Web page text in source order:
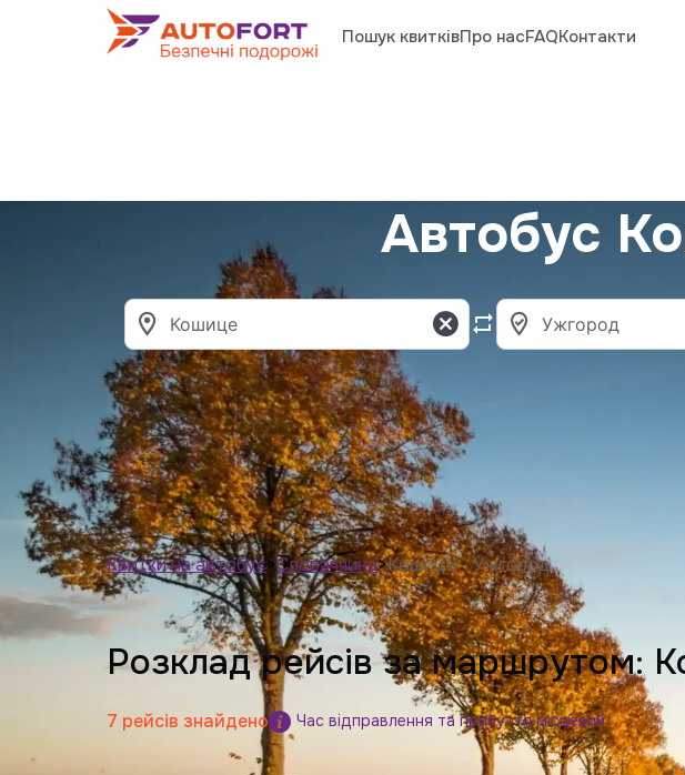
Пошук квитківПро насFAQКонтакти
Автобус
Квитки на автобус>Словаччина>Кошице - Ужгород
Розклад рейсів за маршрутом:
7 рейсів знайдено Час відправлення та прибуття місцевий